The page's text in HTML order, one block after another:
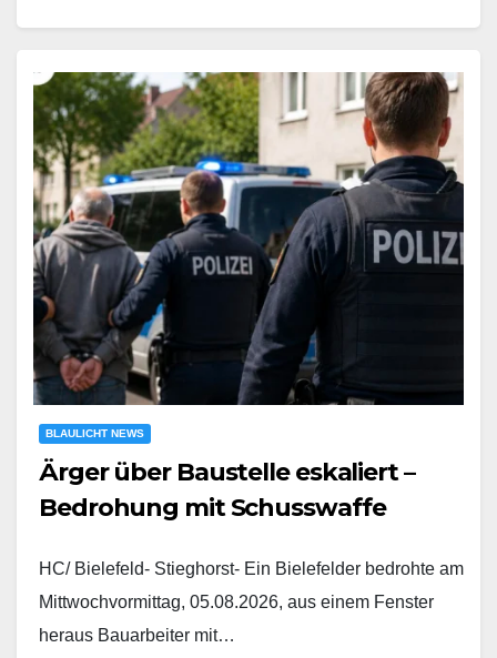
BLAULICHT NEWS
Ärger über Baustelle eskaliert –
Bedrohung mit Schusswaffe
HC/ Bielefeld- Stieghorst- Ein Bielefelder bedrohte am
Mittwochvormittag, 05.08.2026, aus einem Fenster
heraus Bauarbeiter mit…